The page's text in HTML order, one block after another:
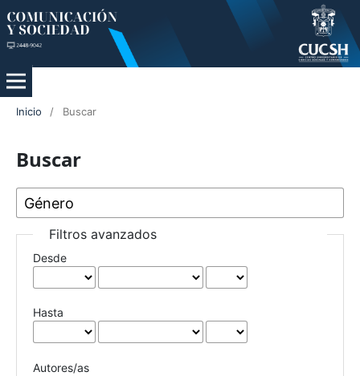
Inicio / Buscar
Buscar
Filtros avanzados
Desde
Hasta
Autores/as